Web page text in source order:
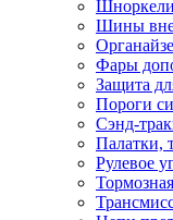
Шноркели
Шины
Фары
Защита
Пороги
Сэнд-
Палатки,
Рулевое